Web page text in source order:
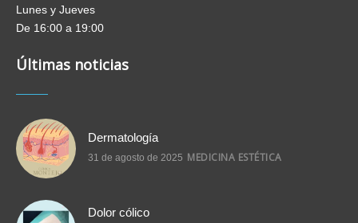
Lunes y Jueves
De 16:00 a 19:00
Últimas noticias
MEDICINA ESTÉTICA
31 de agosto de 2025
Dermatología
Dolor cólico